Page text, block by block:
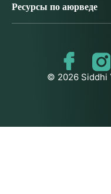
Ресурсы по аюрведе
© 2026 Siddhi